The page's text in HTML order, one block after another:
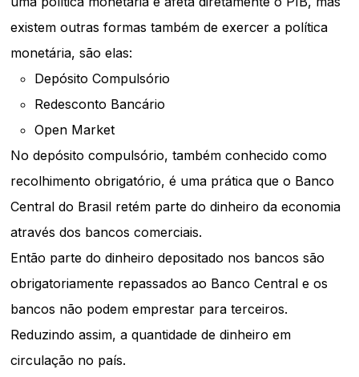
existem outras formas também de exercer a política
monetária, são elas:
Depósito Compulsório
Redesconto Bancário
Open Market
No depósito compulsório, também conhecido como
recolhimento obrigatório, é uma prática que o Banco
Central do Brasil retém parte do dinheiro da economia
através dos bancos comerciais.
Então parte do dinheiro depositado nos bancos são
obrigatoriamente repassados ao Banco Central e os
bancos não podem emprestar para terceiros.
Reduzindo assim, a quantidade de dinheiro em
circulação no país.